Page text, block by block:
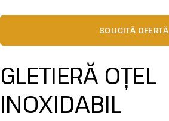
SOLICITĂ OFERTĂ
GLETIERĂ OȚEL
INOXIDABIL